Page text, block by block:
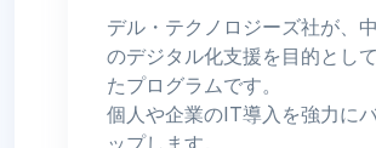
デル・テクノロジーズ社が、
のデジタル化支援を目的とし
たプログラムです。
個人や企業のIT導入を強力に
ップします。